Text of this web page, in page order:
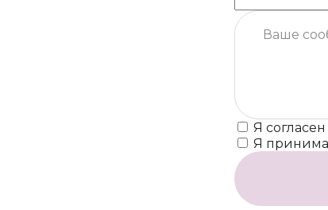
Я согласен
Я